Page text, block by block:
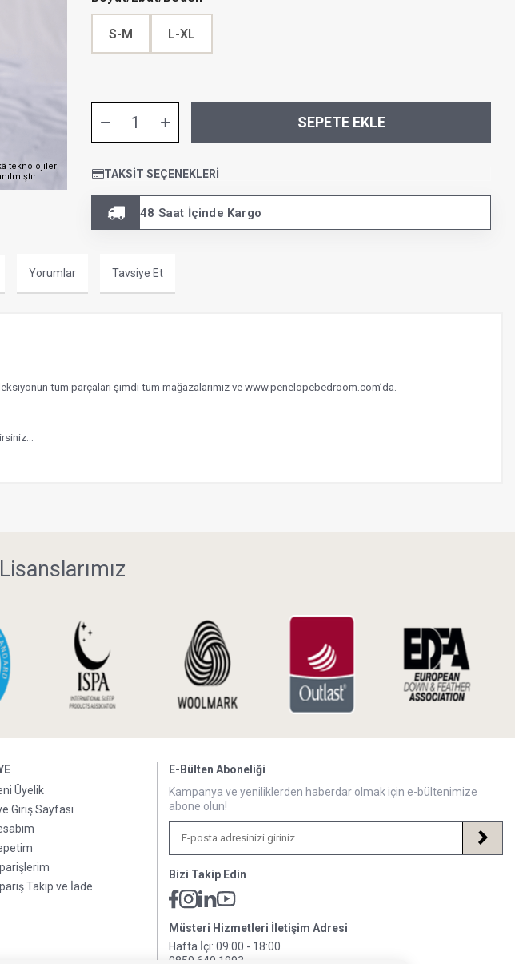
teknolojileri
S-M L-XL
SEPETE EKLE
TAKSIT SEÇENEKLERI
48 Saat İçinde Kargo
Yorumlar Tavsiye Et
tüm parçaları şimdi tüm mağazalarımız ve www.penelopebedroom.com’da.
Üyelik
Giriş Sayfası
Takip ve İade
E-Bülten Aboneliği
Kampanya ve yeniliklerden haberdar olmak için e-bültenimize
abone olun!
Bizi Takip Edin
Müsteri Hizmetleri İletişim Adresi
Hafta İçi: 09:00 - 18:00
0850 640 1993